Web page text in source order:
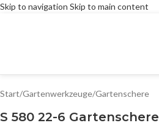
Skip to navigation Skip to main content
Start/Gartenwerkzeuge/Gartenschere
S 580 22-6 Gartenschere